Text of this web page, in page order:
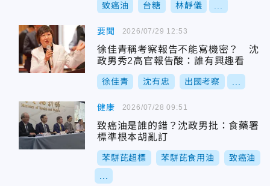
致癌油 台糖 林靜儀
要聞
徐佳青稱考察報告不能寫機密？ 沈
政男秀2高官報告酸：誰有興趣看
徐佳青 沈有忠 出國考察
2026/07/29 12:53
健康
致癌油是誰的錯？沈政男批：食藥署
標準根本胡亂訂
苯駢芘超標 苯駢芘食用油 致癌油
2026/07/28 09:51